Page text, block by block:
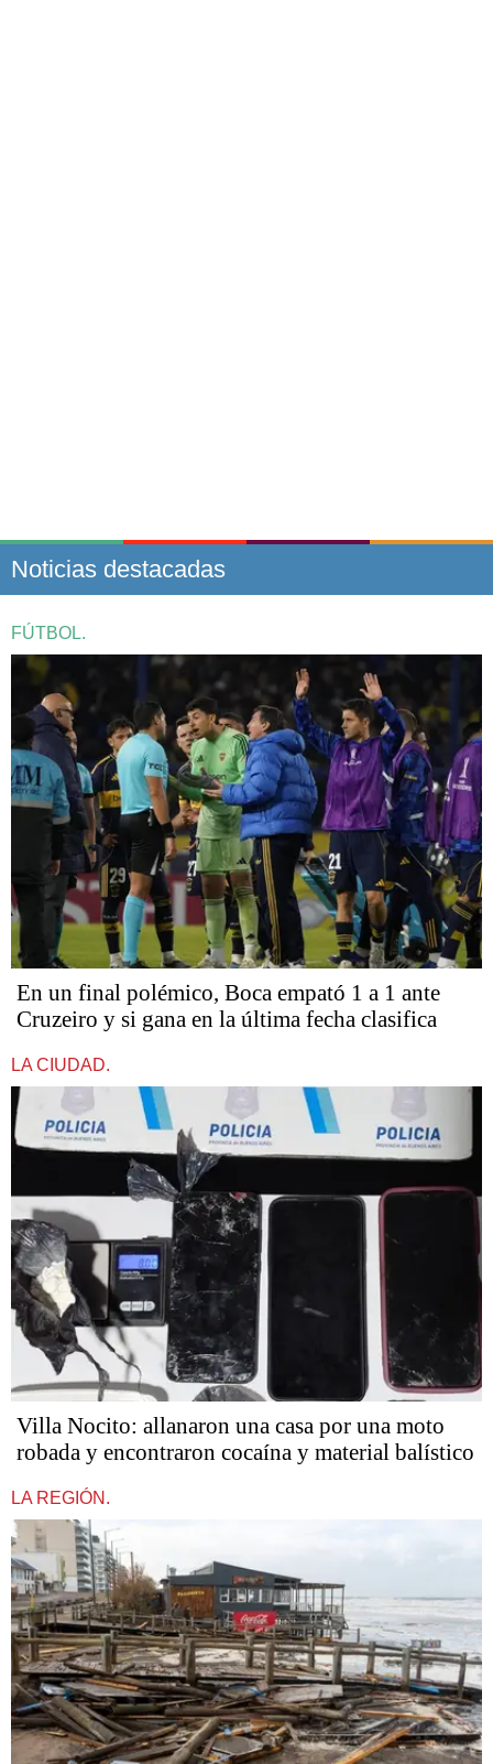
Noticias destacadas
FÚTBOL.
En un final polémico, Boca empató 1 a 1 ante
Cruzeiro y si gana en la última fecha clasifica
LA CIUDAD.
Villa Nocito: allanaron una casa por una moto
robada y encontraron cocaína y material balístico
LA REGIÓN.